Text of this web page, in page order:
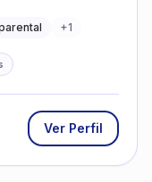
e+1
Ver Perfil